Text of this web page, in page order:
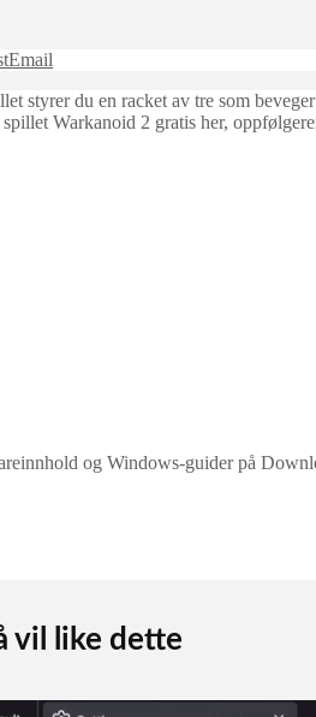
Email
styrer du en racket av tre som
Warkanoid 2 gratis her,
og Windows-guider på
vil like dette